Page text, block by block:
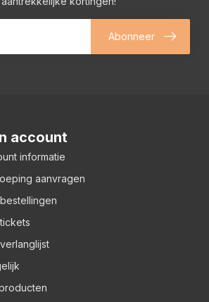
Abonneer
account
informatie
aanvragen